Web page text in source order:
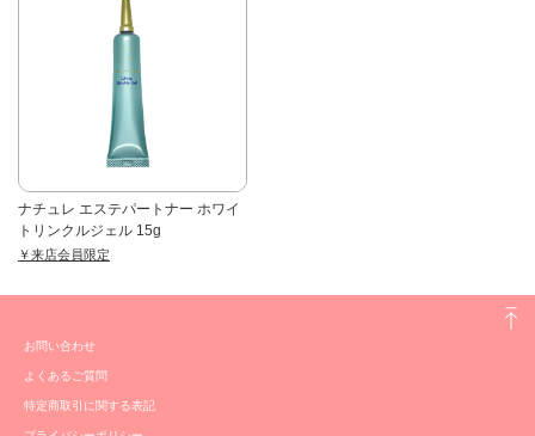
ナチュレ エステパートナー ホワイ
トリンクルジェル 15g
￥来店会員限定
お問い合わせ
よくあるご質問
特定商取引に関する表記